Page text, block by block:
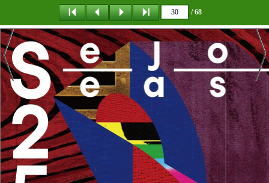
/ 68
탐 색 책갈피 다운로드